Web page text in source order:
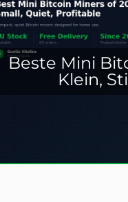
Beste Mini
Klein,